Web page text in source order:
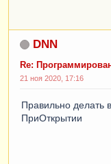
DNN
Re:
21 ноя 2020, 17:16
Правильно делать
ПриОткрытии